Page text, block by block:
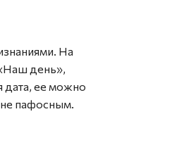
На
день»,
дата, ее можно
пафосным.